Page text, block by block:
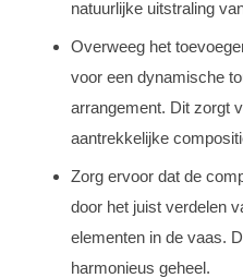
natuurlijke uitstraling
Overweeg het
voor een dynamische
arrangement. Dit zorgt
aantrekkelijke
Zorg ervoor dat de
door het juist verdelen
elementen in de vaas.
harmonieus geheel.